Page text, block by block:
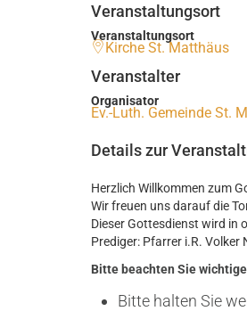
Veranstaltungsort
Veranstaltungsort
Kirche St. Matthäus
Veranstalter
Organisator
Ev.-Luth. Gemeinde St.
Details zur
Herzlich Willkommen zum
Wir freuen uns darauf die
Dieser Gottesdienst wird in
Prediger: Pfarrer i.R. Volker
Bitte beachten Sie
Bitte halten Sie